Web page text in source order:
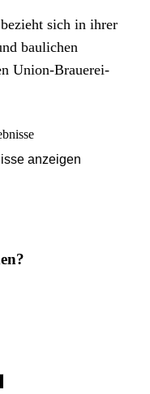
sich in ihrer
baulichen
Union-Brauerei-
anzeigen